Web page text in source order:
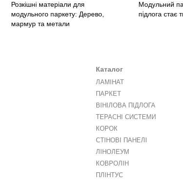
Розкішні матеріали для
модульного паркету: Дерево,
мармур та метали
Модульний
підлога стає
Каталог
ЛАМІНАТ
ПАРКЕТ
ВІНІЛОВА ПІДЛОГА
ТЕРАСНІ СИСТЕМИ
КОРОК
СТІНОВІ ПАНЕЛІ
ЛІНОЛЕУМ
КОВРОЛІН
ПЛІНТУС